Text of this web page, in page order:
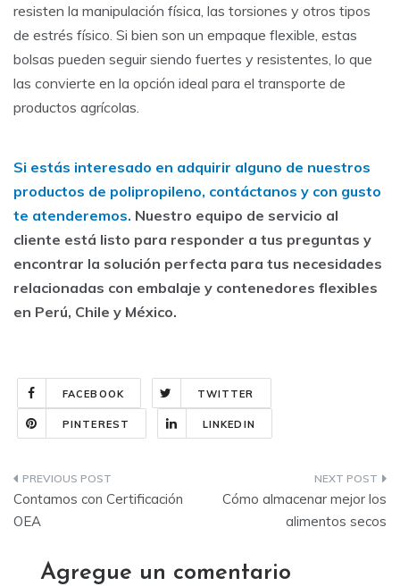
resisten la manipulación física, las torsiones y otros tipos
de estrés físico. Si bien son un empaque flexible, estas
bolsas pueden seguir siendo fuertes y resistentes, lo que
las convierte en la opción ideal para el transporte de
productos agrícolas.
Si estás interesado en adquirir alguno de nuestros
productos de polipropileno, contáctanos y con gusto
te atenderemos. Nuestro equipo de servicio al
cliente está listo para responder a tus preguntas y
encontrar la solución perfecta para tus necesidades
relacionadas con embalaje y contenedores flexibles
en Perú, Chile y México.
FACEBOOK TWITTER
PINTEREST LINKEDIN
Navegación
de
entradas
Contamos con Certificación
OEA
Cómo almacenar mejor los
alimentos secos
Agregue un comentario